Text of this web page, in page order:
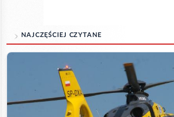
NAJCZĘŚCIEJ CZYTANE